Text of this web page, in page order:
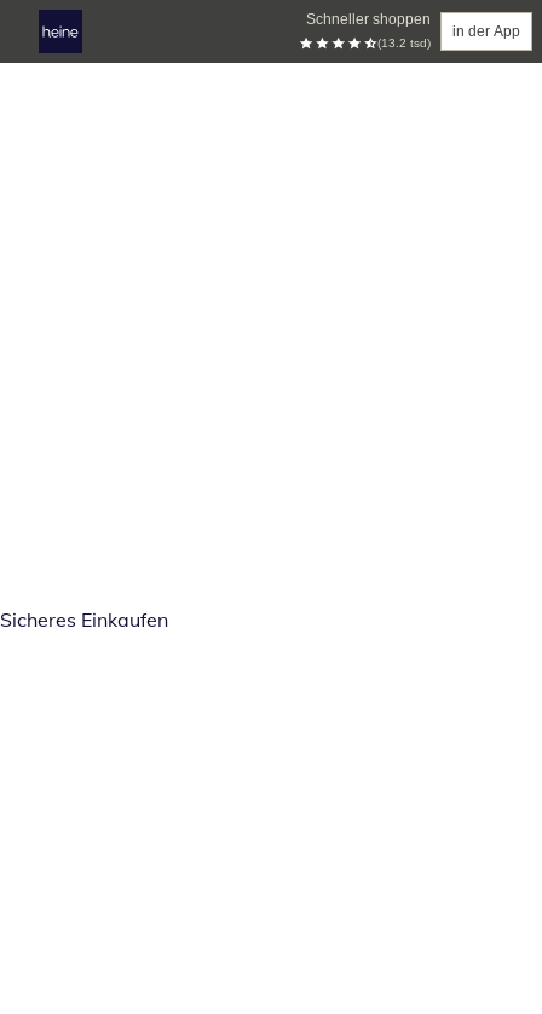
Schneller shoppen
(13.2 tsd)
in der App
Sicheres Einkaufen